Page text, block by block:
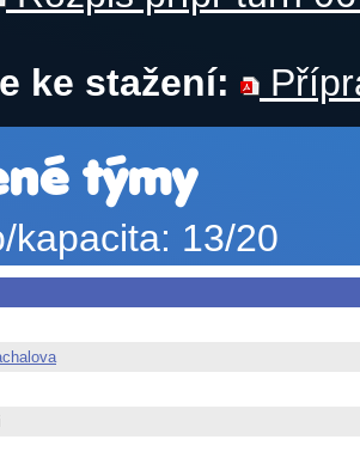
ke stažení:
týmy
kapacita: 13/20